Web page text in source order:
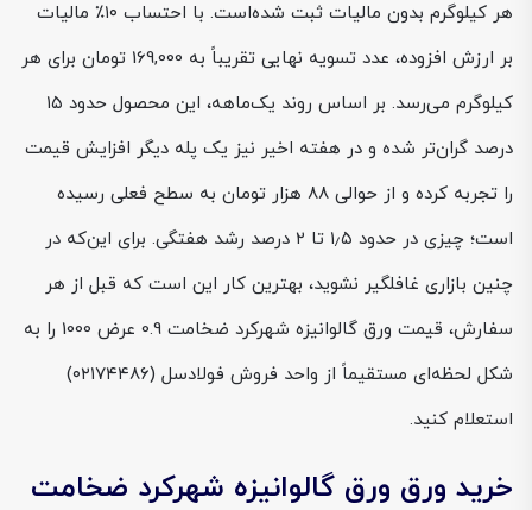
هر کیلوگرم بدون مالیات ثبت شده‌است. با احتساب ۱۰٪ مالیات
بر ارزش افزوده، عدد تسویه نهایی تقریباً به 169,000 تومان برای هر
کیلوگرم می‌رسد. بر اساس روند یک‌ماهه، این محصول حدود ۱۵
درصد گران‌تر شده و در هفته اخیر نیز یک پله دیگر افزایش قیمت
را تجربه کرده و از حوالی ۸۸ هزار تومان به سطح فعلی رسیده
است؛ چیزی در حدود ۱٫۵ تا ۲ درصد رشد هفتگی. برای این‌که در
چنین بازاری غافلگیر نشوید، بهترین کار این است که قبل از هر
سفارش، قیمت ورق گالوانیزه شهرکرد ضخامت 0.9 عرض 1000 را به
شکل لحظه‌ای مستقیماً از واحد فروش فولادسل (۰۲۱۷۴۴۸۶)
استعلام کنید.
خرید ورق ورق گالوانیزه شهرکرد ضخامت